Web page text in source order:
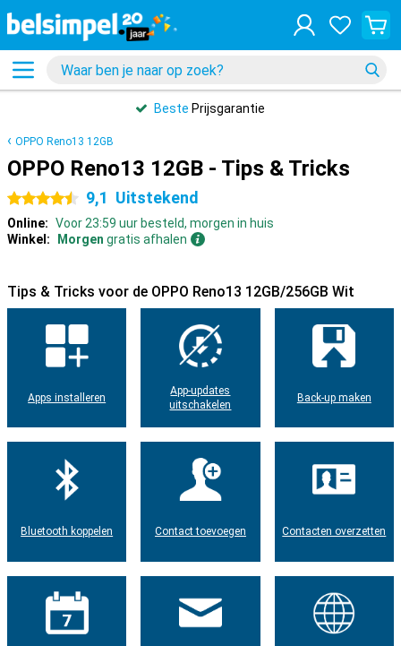
Beste Prijsgarantie
OPPO Reno13 12GB
OPPO Reno13 12GB - Tips & Tricks
4.5 sterren 9,1 Uitstekend
Online: Voor 23:59 uur besteld, morgen in huis
Winkel:
Morgen gratis afhalen
Tips & Tricks voor de OPPO Reno13 12GB/256GB Wit
Apps installeren
App-updates
uitschakelen
Back-up maken
Bluetooth koppelen Contact toevoegen Contacten overzetten